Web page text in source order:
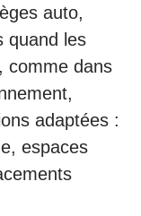
auto,
quand les
comme dans
adaptées :
espaces